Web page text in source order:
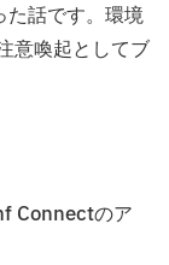
話です。環境
意喚起としてブ
Connectのア